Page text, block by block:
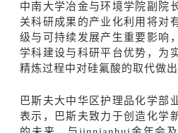
中南大学冶金与环境学院副院
关科研成果的产业化利用将对
级与可持续发展产生重要影响
学科建设与科研平台优势，为
精炼过程中对硅氟酸的取代做出
巴斯夫大中华区护理品化学部
表示，巴斯夫致力于创造化学